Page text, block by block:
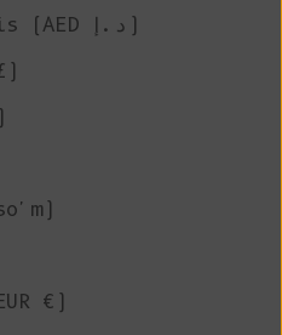
Émirats arabes unis (AED د.إ)
€)